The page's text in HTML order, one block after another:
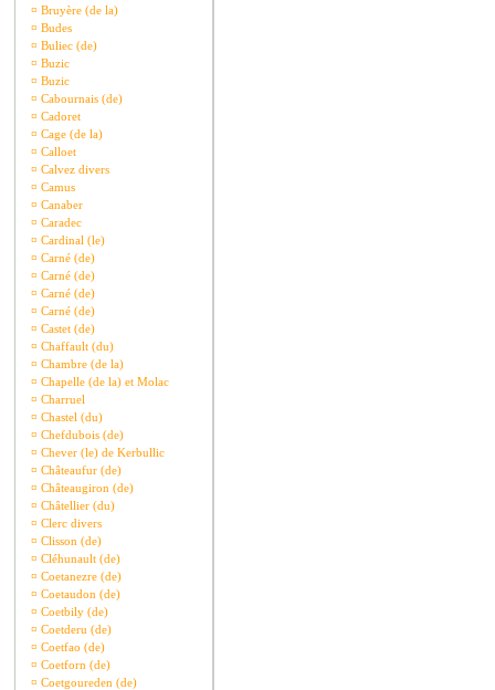
¤ Bruyère (de la)
¤ Budes
¤ Buliec (de)
¤ Buzic
¤ Buzic
¤ Cabournais (de)
¤ Cadoret
¤ Cage (de la)
¤ Calloet
¤ Calvez divers
¤ Camus
¤ Canaber
¤ Caradec
¤ Cardinal (le)
¤ Carné (de)
¤ Carné (de)
¤ Carné (de)
¤ Carné (de)
¤ Castet (de)
¤ Chaffault (du)
¤ Chambre (de la)
¤ Chapelle (de la) et Molac
¤ Charruel
¤ Chastel (du)
¤ Chefdubois (de)
¤ Chever (le) de Kerbullic
¤ Châteaufur (de)
¤ Châteaugiron (de)
¤ Châtellier (du)
¤ Clerc divers
¤ Clisson (de)
¤ Cléhunault (de)
¤ Coetanezre (de)
¤ Coetaudon (de)
¤ Coetbily (de)
¤ Coetderu (de)
¤ Coetfao (de)
¤ Coetforn (de)
¤ Coetgoureden (de)